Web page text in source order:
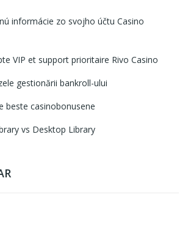
informácie zo svojho účtu Casino
VIP et support prioritaire Rivo Casino
gestionării bankroll-ului
beste casinobonusene
vs Desktop Library